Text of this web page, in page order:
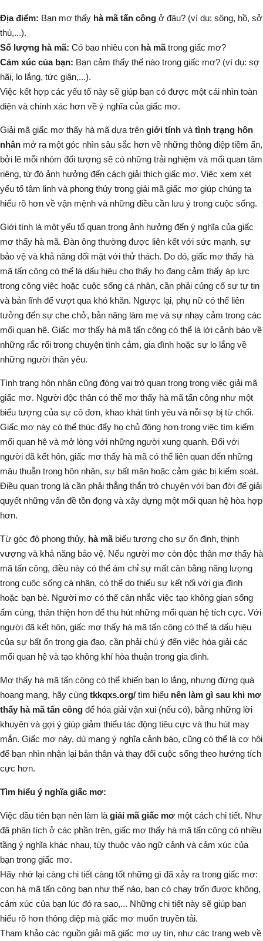
Địa điểm: Bạn mơ thấy hà mã tấn công ở đâu? (ví dụ: sông, hồ, sở
thú,...).
Số lượng hà mã: Có bao nhiêu con hà mãtrong giấc mơ?
Cảm xúc của bạn: Bạn cảm thấy thế nào trong giấc mơ? (ví dụ: sợ
hãi, lo lắng, tức giận,...).
Việc kết hợp các yếu tố này sẽ giúp bạn có được một cái nhìn toàn
diện và chính xác hơn về ý nghĩa của giấc mơ.
Giải mã giấc mơ thấy hà mã dựa trên giới tính và tình trạng hôn
nhân mở ra một góc nhìn sâu sắc hơn về những thông điệp tiềm ẩn,
bởi lẽ mỗi nhóm đối tượng sẽ có những trải nghiệm và mối quan tâm
riêng, từ đó ảnh hưởng đến cách giải thích giấc mơ. Việc xem xét
yếu tố tâm linh và phong thủy trong giải mã giấc mơ giúp chúng ta
hiểu rõ hơn về vận mệnh và những điều cần lưu ý trong cuộc sống.
Giới tính là một yếu tố quan trọng ảnh hưởng đến ý nghĩa của giấc
mơ thấy hà mã. Đàn ông thường được liên kết với sức mạnh, sự
bảo vệ và khả năng đối mặt với thử thách. Do đó, giấc mơ thấy hà
mã tấn công có thể là dấu hiệu cho thấy họ đang cảm thấy áp lực
trong công việc hoặc cuộc sống cá nhân, cần phải củng cố sự tự tin
và bản lĩnh để vượt qua khó khăn. Ngược lại, phụ nữ có thể liên
tưởng đến sự che chở, bản năng làm mẹ và sự nhạy cảm trong các
mối quan hệ. Giấc mơ thấy hà mã tấn công có thể là lời cảnh báo về
những rắc rối trong chuyện tình cảm, gia đình hoặc sự lo lắng về
những người thân yêu.
Tình trạng hôn nhân cũng đóng vai trò quan trọng trong việc giải mã
giấc mơ. Người độc thân có thể mơ thấy hà mã tấn công như một
biểu tượng của sự cô đơn, khao khát tình yêu và nỗi sợ bị từ chối.
Giấc mơ này có thể thúc đẩy họ chủ động hơn trong việc tìm kiếm
mối quan hệ và mở lòng với những người xung quanh. Đối với
người đã kết hôn, giấc mơ thấy hà mã có thể liên quan đến những
mâu thuẫn trong hôn nhân, sự bất mãn hoặc cảm giác bị kiểm soát.
Điều quan trọng là cần phải thẳng thắn trò chuyện với bạn đời để giải
quyết những vấn đề tồn đọng và xây dựng một mối quan hệ hòa hợp
hơn.
Từ góc độ phong thủy, hà mã biểu tượng cho sự ổn định, thịnh
vượng và khả năng bảo vệ. Nếu người mơ còn độc thân mơ thấy hà
mã tấn công, điều này có thể ám chỉ sự mất cân bằng năng lượng
trong cuộc sống cá nhân, có thể do thiếu sự kết nối với gia đình
hoặc bạn bè. Người mơ có thể cân nhắc việc tạo không gian sống
ấm cúng, thân thiện hơn để thu hút những mối quan hệ tích cực. Với
người đã kết hôn, giấc mơ thấy hà mã tấn công có thể là dấu hiệu
của sự bất ổn trong gia đạo, cần phải chú ý đến việc hòa giải các
mối quan hệ và tạo không khí hòa thuận trong gia đình.
Mơ thấy hà mã tấn công có thể khiến bạn lo lắng, nhưng đừng quá
hoang mang, hãy cùng tkkqxs.org/ tìm hiểu nên làm gì sau khi mơ
thấy hà mã tấn công để hóa giải vận xui (nếu có), bằng những lời
khuyên và gợi ý giúp giảm thiểu tác động tiêu cực và thu hút may
mắn. Giấc mơ này, dù mang ý nghĩa cảnh báo, cũng có thể là cơ hội
để bạn nhìn nhận lại bản thân và thay đổi cuộc sống theo hướng tích
cực hơn.
Tìm hiểu ý nghĩa giấc mơ:
Việc đầu tiên bạn nên làm là giải mã giấc mơ một cách chi tiết. Như
đã phân tích ở các phần trên, giấc mơ thấy hà mã tấn công có nhiều
tầng ý nghĩa khác nhau, tùy thuộc vào ngữ cảnh và cảm xúc của
bạn trong giấc mơ.
Hãy nhớ lại càng chi tiết càng tốt những gì đã xảy ra trong giấc mơ:
con hà mã tấn công bạn như thế nào, bạn có chạy trốn được không,
cảm xúc của bạn lúc đó ra sao,... Những chi tiết này sẽ giúp bạn
hiểu rõ hơn thông điệp mà giấc mơ muốn truyền tải.
Tham khảo các nguồn giải mã giấc mơ uy tín, như các trang web về